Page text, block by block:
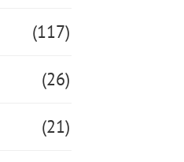
(117)
(26)
(21)